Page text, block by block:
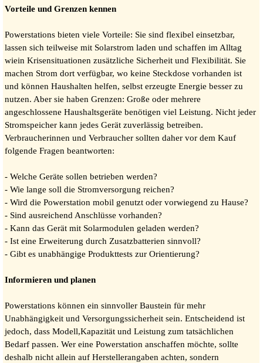
Vorteile und Grenzen kennen
Powerstations bieten viele Vorteile: Sie sind flexibel einsetzbar,
lassen sich teilweise mit Solarstrom laden und schaffen im Alltag
wiein Krisensituationen zusätzliche Sicherheit und Flexibilität. Sie
machen Strom dort verfügbar, wo keine Steckdose vorhanden ist
und können Haushalten helfen, selbst erzeugte Energie besser zu
nutzen. Aber sie haben Grenzen: Große oder mehrere
angeschlossene Haushaltsgeräte benötigen viel Leistung. Nicht jeder
Stromspeicher kann jedes Gerät zuverlässig betreiben.
Verbraucherinnen und Verbraucher sollten daher vor dem Kauf
folgende Fragen beantworten:
- Welche Geräte sollen betrieben werden?
- Wie lange soll die Stromversorgung reichen?
- Wird die Powerstation mobil genutzt oder vorwiegend zu Hause?
- Sind ausreichend Anschlüsse vorhanden?
- Kann das Gerät mit Solarmodulen geladen werden?
- Ist eine Erweiterung durch Zusatzbatterien sinnvoll?
- Gibt es unabhängige Produkttests zur Orientierung?
Informieren und planen
Powerstations können ein sinnvoller Baustein für mehr
Unabhängigkeit und Versorgungssicherheit sein. Entscheidend ist
jedoch, dass Modell,Kapazität und Leistung zum tatsächlichen
Bedarf passen. Wer eine Powerstation anschaffen möchte, sollte
deshalb nicht allein auf Herstellerangaben achten, sondern